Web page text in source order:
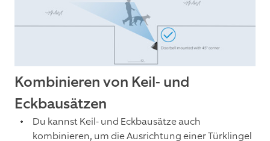
Kombinieren von Keil- und
Eckbausätzen
Du kannst Keil- und Eckbausätze auch
kombinieren, um die Ausrichtung einer Türklingel